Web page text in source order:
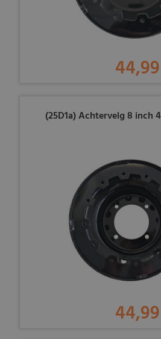
44,99
(25D1a) Achtervelg 8 inch
44,99